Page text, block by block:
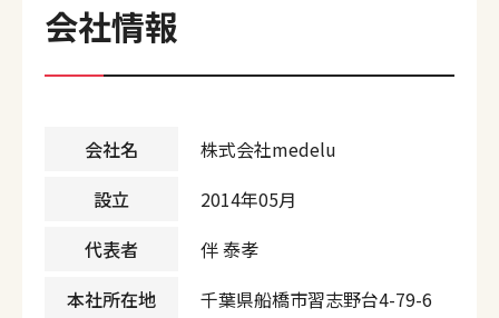
会社情報
会社名
株式会社medelu
設立
2014年05月
代表者
伴 泰孝
本社所在地
千葉県船橋市習志野台4-79-6